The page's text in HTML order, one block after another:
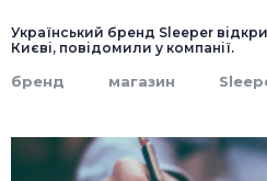
Український бренд Sleeper
Києві, повідомили у компанії.
бренд магазин